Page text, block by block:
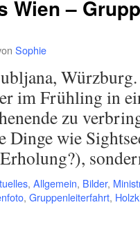
Wien –
Sophie
im Frühling in
zu
Dinge wie
Erholung?),
, Allgemein, Bilder,
, Gruppenleiterfahrt,